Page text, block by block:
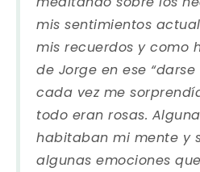
mis sentimientos
mis recuerdos y como
de Jorge en ese
cada vez me
todo eran rosas.
habitaban mi mente y
algunas emociones